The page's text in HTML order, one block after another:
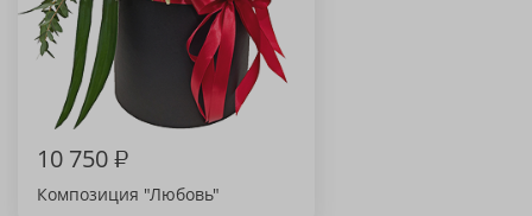
10 750₽
Композиция "Любовь"